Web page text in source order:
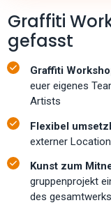
Graffiti
gefasst
Graffiti
euer eigenes
Artists
Flexibel
externer
Kunst zum
gruppenprojekt
des gesamtwerks